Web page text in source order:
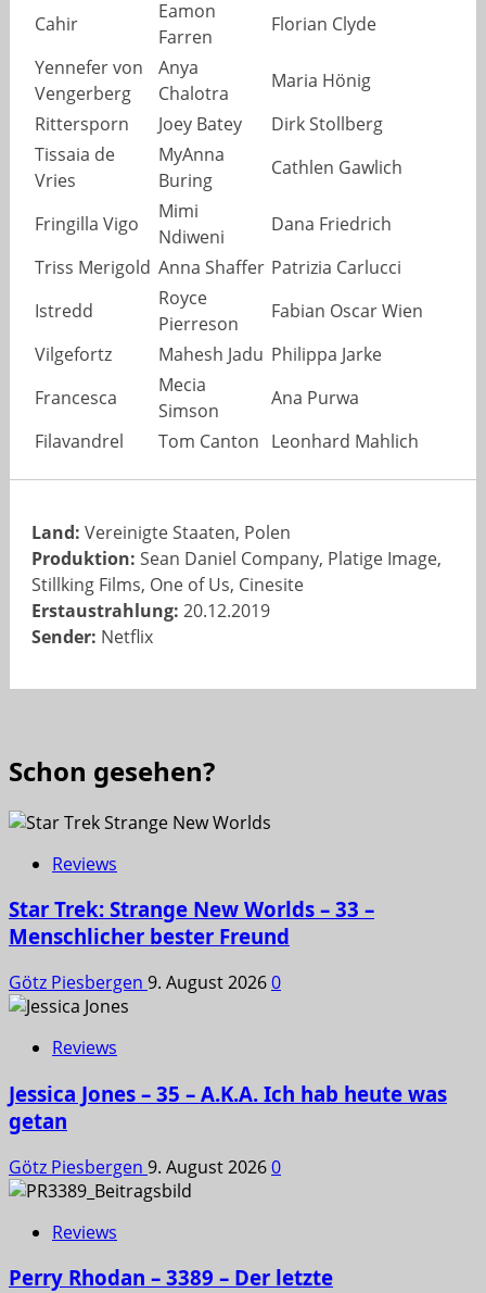
Cahir
Eamon
Farren
Florian Clyde
Yennefer von
Vengerberg
Anya
Chalotra
Maria Hönig
Rittersporn
Joey Batey
Dirk Stollberg
Tissaia de
Vries
MyAnna
Buring
Cathlen Gawlich
Fringilla Vigo
Mimi
Ndiweni
Dana Friedrich
Triss Merigold Anna Shaffer Patrizia Carlucci
Istredd
Royce
Pierreson
Fabian Oscar Wien
Vilgefortz
Mahesh Jadu Philippa Jarke
Francesca
Mecia
Simson
Ana Purwa
Filavandrel
Tom Canton Leonhard Mahlich
Land: Vereinigte Staaten, Polen
Produktion: Sean Daniel Company, Platige Image,
Stillking Films, One of Us, Cinesite
Erstaustrahlung: 20.12.2019
Sender: Netflix
Schon gesehen?
Reviews
Star Trek: Strange New Worlds – 33 –
Menschlicher bester Freund
Götz Piesbergen 9. August 20260
Reviews
Jessica Jones – 35 – A.K.A. Ich hab heute was
getan
Götz Piesbergen 9. August 20260
Reviews
Perry Rhodan – 3389 – Der letzte